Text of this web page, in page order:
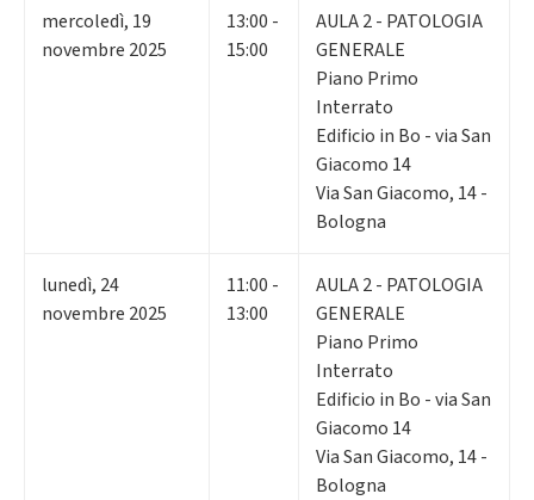
mercoledì, 19
novembre 2025
13:00 -
15:00
AULA 2 - PATOLOGIA
GENERALE
Piano Primo
Interrato
Edificio in Bo - via San
Giacomo 14
Via San Giacomo, 14 -
Bologna
lunedì, 24
novembre 2025
11:00 -
13:00
AULA 2 - PATOLOGIA
GENERALE
Piano Primo
Interrato
Edificio in Bo - via San
Giacomo 14
Via San Giacomo, 14 -
Bologna